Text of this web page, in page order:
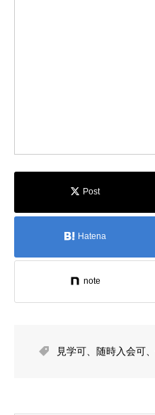
Post
Hatena
note
見学可 随時入会可